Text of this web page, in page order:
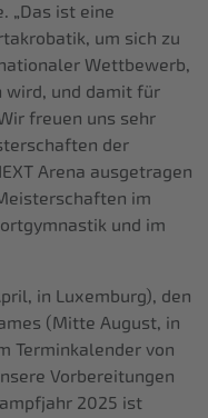
„Das ist eine
um sich zu
Wettbewerb,
wird, und damit für
freuen uns sehr
der
Arena ausgetragen
im
und im
in Luxemburg), den
(Mitte August, in
Terminkalender von
Vorbereitungen
2025 ist